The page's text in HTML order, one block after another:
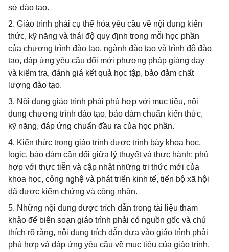
sở đào tạo.
2. Giáo trình phải cụ thể hóa yêu cầu về nội dung kiến
thức, kỹ năng và thái độ quy định trong mỗi học phần
của chương trình đào tạo, ngành đào tạo và trình độ đào
tạo, đáp ứng yêu cầu đổi mới phương pháp giảng dạy
và kiểm tra, đánh giá kết quả học tập, bảo đảm chất
lượng đào tạo.
3. Nội dung giáo trình phải phù hợp với mục tiêu, nội
dung chương trình đào tạo, bảo đảm chuẩn kiến thức,
kỹ năng, đáp ứng chuẩn đầu ra của học phần.
4. Kiến thức trong giáo trình được trình bày khoa học,
logic, bảo đảm cân đối giữa lý thuyết và thực hành; phù
hợp với thực tiễn và cập nhật những tri thức mới của
khoa học, công nghệ và phát triển kinh tế, tiến bộ xã hội
đã được kiểm chứng và công nhận.
5. Những nội dung được trích dẫn trong tài liệu tham
khảo để biên soạn giáo trình phải có nguồn gốc và chú
thích rõ ràng, nội dung trích dẫn đưa vào giáo trình phải
phù hợp và đáp ứng yêu cầu về mục tiêu của giáo trình,